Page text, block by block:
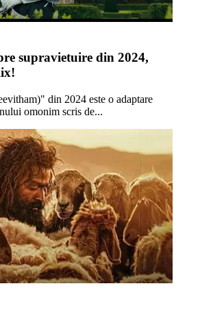
supravietuire din 2024,
din 2024 este o adaptare
omonim scris de...